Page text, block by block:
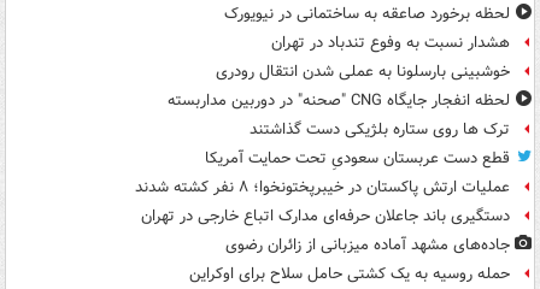
لحظه برخورد صاعقه به ساختمانی در نیویورک
هشدار نسبت به وفوع تندباد در تهران
خوشبینی بارسلونا به عملی شدن انتقال رودری
لحظه انفجار جایگاه CNG "صحنه" در دوربین مداربسته
ترک ها روی ستاره بلژیکی دست گذاشتند
قطع دست عربستان سعودیِ تحت حمایت آمریکا
عملیات ارتش پاکستان در خیبرپختونخوا؛ ۸ نفر کشته شدند
دستگیری باند جاعلان حرفه‌ای مدارک اتباع خارجی در تهران
جاده‌های مشهد آماده میزبانی از زائران رضوی
حمله روسیه به یک کشتی حامل سلاح برای اوکراین